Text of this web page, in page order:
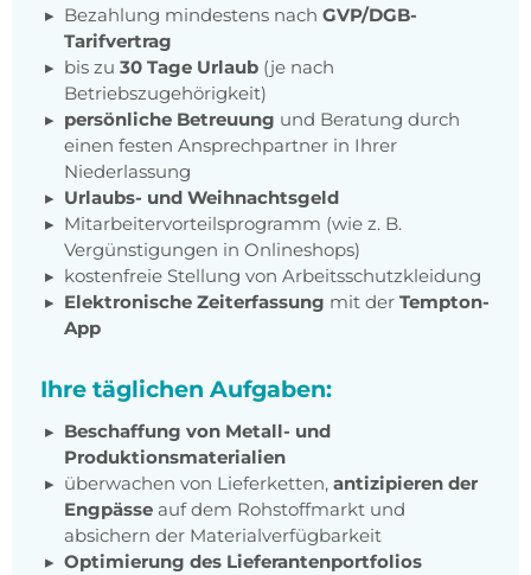
Bezahlung mindestens nach GVP/DGB-
Tarifvertrag
bis zu 30 Tage Urlaub (je nach
Betriebszugehörigkeit)
persönliche Betreuung und Beratung durch
einen festen Ansprechpartner in Ihrer
Niederlassung
Urlaubs- und Weihnachtsgeld
Mitarbeitervorteilsprogramm (wie z. B.
Vergünstigungen in Onlineshops)
kostenfreie Stellung von Arbeitsschutzkleidung
Elektronische Zeiterfassung mit der Tempton-
App
Ihre täglichen Aufgaben:
Beschaffung von Metall- und
Produktionsmaterialien
überwachen von Lieferketten, antizipieren der
Engpässe auf dem Rohstoffmarkt und
absichern der Materialverfügbarkeit
Optimierung des Lieferantenportfolios